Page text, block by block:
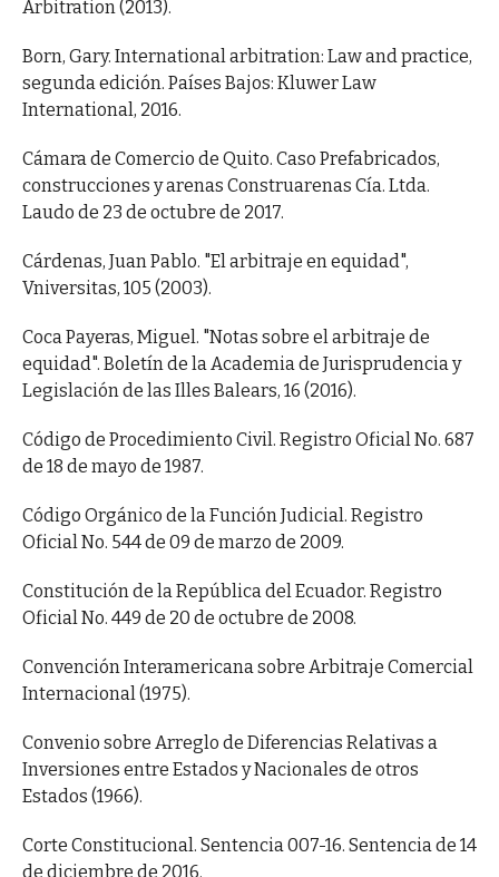
Arbitration (2013).
Born, Gary. International arbitration: Law and practice,
segunda edición. Países Bajos: Kluwer Law
International, 2016.
Cámara de Comercio de Quito. Caso Prefabricados,
construcciones y arenas Construarenas Cía. Ltda.
Laudo de 23 de octubre de 2017.
Cárdenas, Juan Pablo. "El arbitraje en equidad",
Vniversitas, 105 (2003).
Coca Payeras, Miguel. "Notas sobre el arbitraje de
equidad". Boletín de la Academia de Jurisprudencia y
Legislación de las Illes Balears, 16 (2016).
Código de Procedimiento Civil. Registro Oficial No. 687
de 18 de mayo de 1987.
Código Orgánico de la Función Judicial. Registro
Oficial No. 544 de 09 de marzo de 2009.
Constitución de la República del Ecuador. Registro
Oficial No. 449 de 20 de octubre de 2008.
Convención Interamericana sobre Arbitraje Comercial
Internacional (1975).
Convenio sobre Arreglo de Diferencias Relativas a
Inversiones entre Estados y Nacionales de otros
Estados (1966).
Corte Constitucional. Sentencia 007-16. Sentencia de 14
de diciembre de 2016.